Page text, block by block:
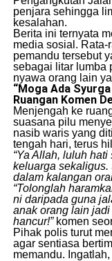
penjara sehingga
kesalahan.
​Berita ini ternyata
media sosial. Rata-
pemandu tersebut
sebagai litar lumba
nyawa orang lain
“Moga Ada
Ruangan Komen
​Menjengah ke
suasana pilu
nasib waris yang
tengah hari, terus
“Ya Allah, luluh
keluarga sekaligus.
dalam kalangan
“Tolonglah
ni daripada guna
anak orang lain
hancur!”komen
​Pihak polis turut
agar sentiasa
memandu.